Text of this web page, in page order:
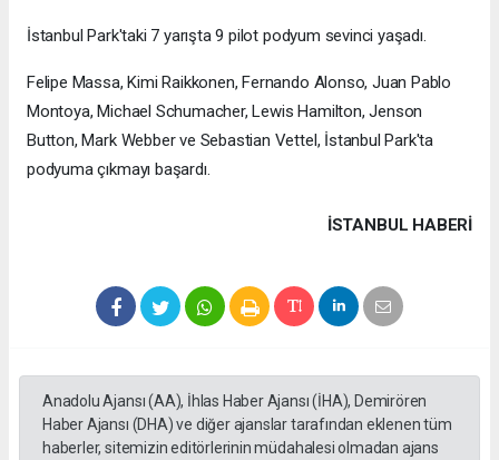
İstanbul Park'taki 7 yarışta 9 pilot podyum sevinci yaşadı.
Felipe Massa, Kimi Raikkonen, Fernando Alonso, Juan Pablo
Montoya, Michael Schumacher, Lewis Hamilton, Jenson
Button, Mark Webber ve Sebastian Vettel, İstanbul Park'ta
podyuma çıkmayı başardı.
İSTANBUL HABERİ
Anadolu Ajansı (AA), İhlas Haber Ajansı (İHA), Demirören
Haber Ajansı (DHA) ve diğer ajanslar tarafından eklenen tüm
haberler, sitemizin editörlerinin müdahalesi olmadan ajans